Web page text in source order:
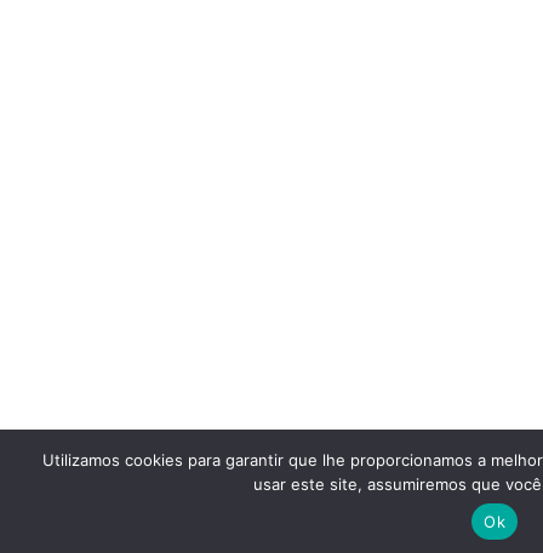
Utilizamos cookies para garantir que lhe proporcionamos a
usar este site, assumiremos que
Ok